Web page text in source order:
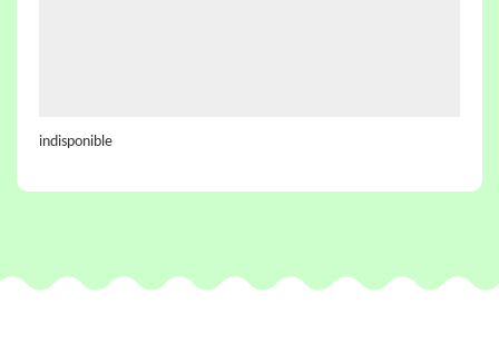
indisponible